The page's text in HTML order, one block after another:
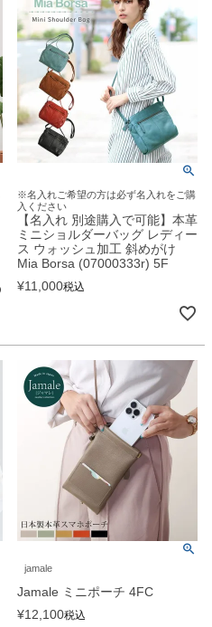
※名入れご希望の方は必ず名入れをご購
入ください
【名入れ 別途購入で可能】本革
ミニショルダーバッグ レディー
ス ウォッシュ加工 斜めがけ
Mia Borsa (07000333r) 5F
¥11,000税込
jamale
Jamale ミニポーチ 4FC
¥12,100税込